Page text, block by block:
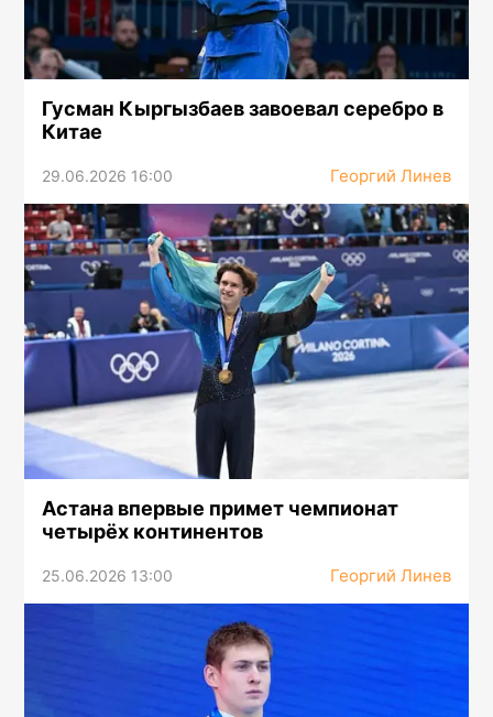
Гусман Кыргызбаев завоевал серебро в
Китае
29.06.2026 16:00 Георгий Линев
Астана впервые примет чемпионат
четырёх континентов
25.06.2026 13:00 Георгий Линев